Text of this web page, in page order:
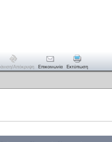
απόκρυψη Επικοινωνία Εκτύπωση